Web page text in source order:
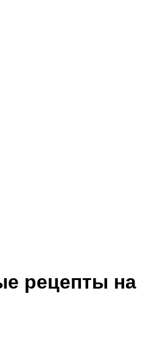
рецепты на